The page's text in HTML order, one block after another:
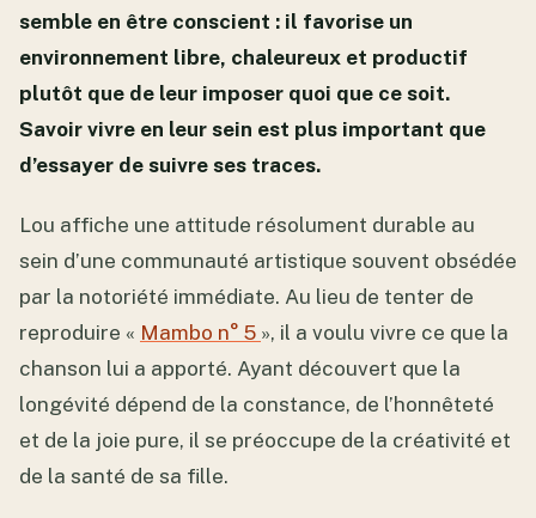
semble en être conscient : il favorise un
environnement libre, chaleureux et productif
plutôt que de leur imposer quoi que ce soit.
Savoir vivre en leur sein est plus important que
d’essayer de suivre ses traces.
Lou affiche une attitude résolument durable au
sein d’une communauté artistique souvent obsédée
par la notoriété immédiate. Au lieu de tenter de
reproduire « Mambo n° 5 », il a voulu vivre ce que la
chanson lui a apporté. Ayant découvert que la
longévité dépend de la constance, de l’honnêteté
et de la joie pure, il se préoccupe de la créativité et
de la santé de sa fille.